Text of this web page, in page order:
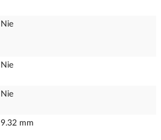
Nie
Nie
Nie
9.32 mm